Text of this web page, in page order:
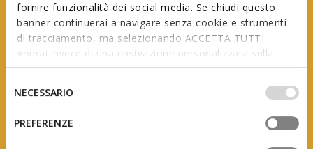
fornire funzionalità dei social media. Se chiudi questo
banner continuerai a navigare senza cookie e strumenti
di tracciamento, ma selezionando ACCETTA TUTTI
godrai invece di una navigazione personalizzata sulla
base dei tuoi gusti ed interessi. Selezionando
IMPOSTAZIONI potrai anche scegliere quali cookies ed
altri strumenti di tracciamento autorizzare. Per maggiori
informazioni o per modificare in qualsiasi momento le
tue impostazioni, visita la nostra
consenso
NECESSARIO
PREFERENZE
Geox Primi Passi
In collaborazione
con l'Associazione Italiana Podologi